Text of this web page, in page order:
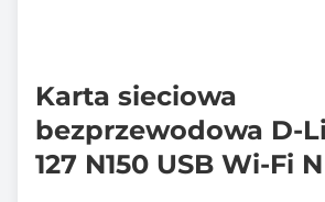
Karta sieciowa
bezprzewodowa D-
127 N150 USB Wi-Fi N